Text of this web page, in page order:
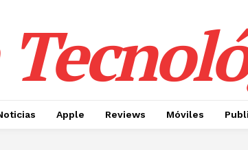
Apple Reviews Móviles